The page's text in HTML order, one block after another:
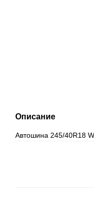
Описание
Автошина 245/40R18